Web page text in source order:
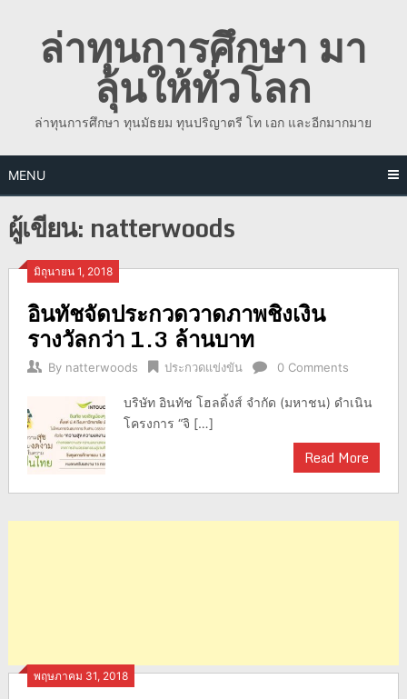
contentล่าทุนการศึกษา มา
ลุ้นให้ทั่วโลก
ล่าทุนการศึกษา ทุนมัธยม ทุนปริญาตรี โท เอก และอีกมากมาย
MENU
ผู้เขียน: natterwoods
มิถุนายน 1, 2018
อินทัชจัดประกวดวาดภาพชิงเงิน
รางวัลกว่า 1.3 ล้านบาท
By natterwoods ประกวดแข่งขัน 0 Comments
บริษัท อินทัช โฮลดิ้งส์ จำกัด (มหาชน) ดำเนิน
โครงการ “จิ […]
Read More
พฤษภาคม 31, 2018